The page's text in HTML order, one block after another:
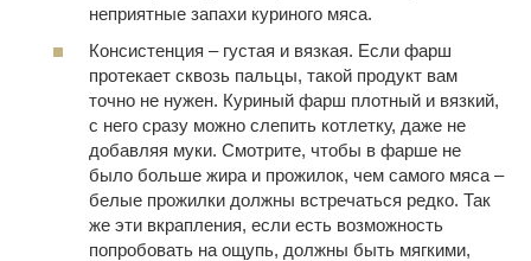
неприятные запахи куриного мяса.
Консистенция – густая и вязкая. Если фарш
протекает сквозь пальцы, такой продукт вам
точно не нужен. Куриный фарш плотный и вязкий,
с него сразу можно слепить котлетку, даже не
добавляя муки. Смотрите, чтобы в фарше не
было больше жира и прожилок, чем самого мяса –
белые прожилки должны встречаться редко. Так
же эти вкрапления, если есть возможность
попробовать на ощупь, должны быть мягкими,